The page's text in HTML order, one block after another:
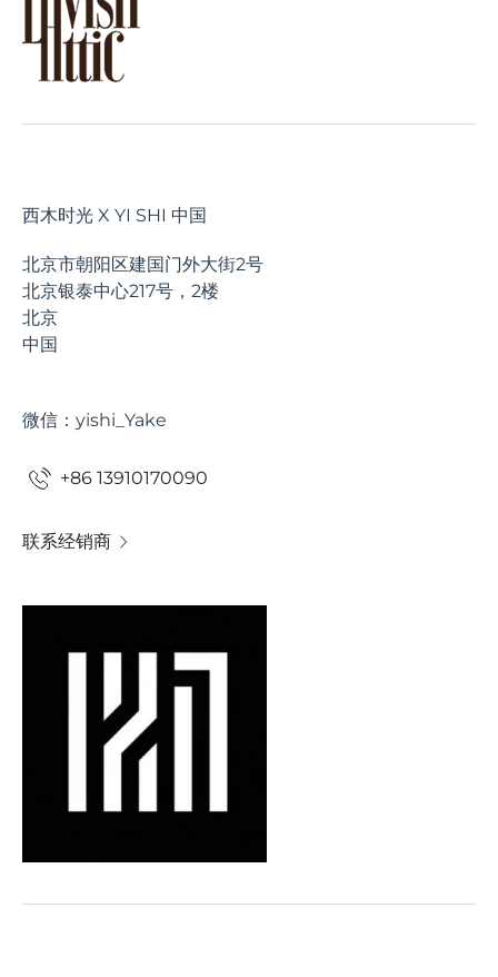
西木时光 X YI SHI 中国
北京市朝阳区建国门外大街2号
北京银泰中心217号，2楼
北京
中国
微信：yishi_Yake
+86 13910170090
联系经销商